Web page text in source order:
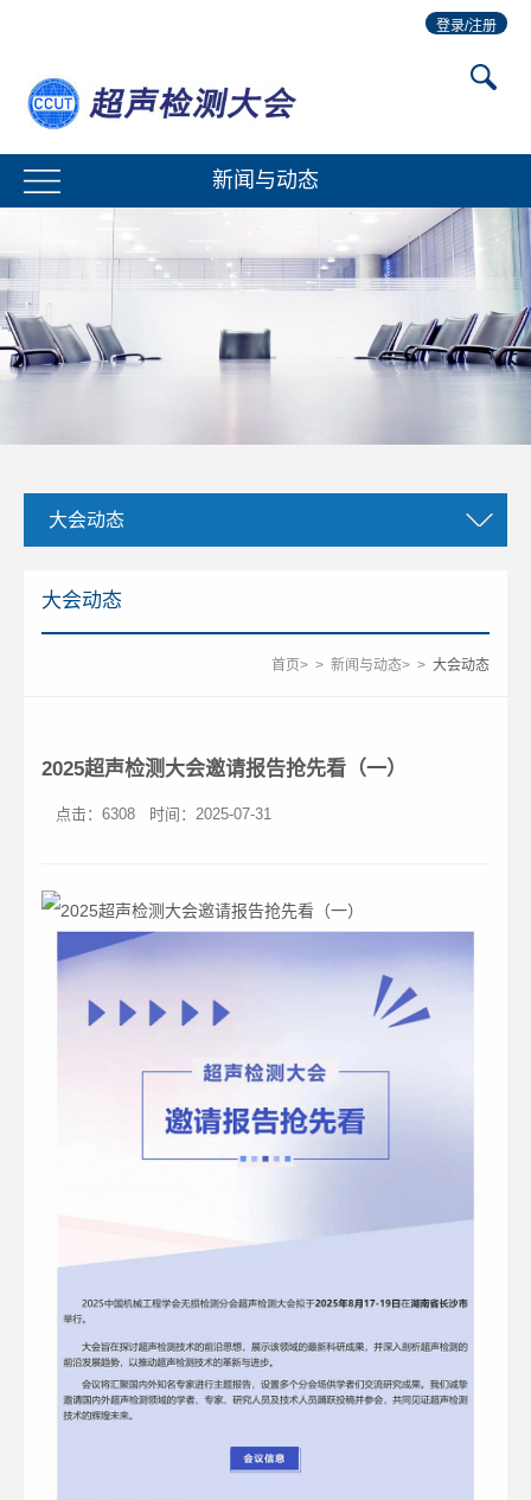
登录/注册
新闻与动态
大会动态
大会动态
首页> > 新闻与动态> > 大会动态
2025超声检测大会邀请报告抢先看（一）
点击： 6308 时间：2025-07-31